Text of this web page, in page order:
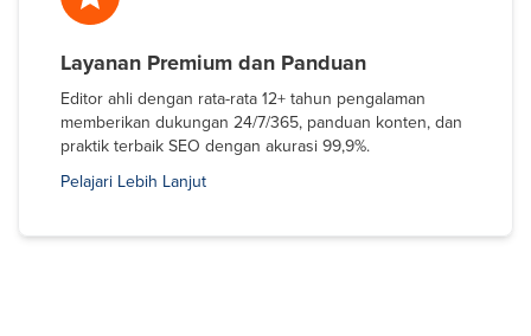
Layanan Premium dan Panduan
Editor ahli dengan rata-rata 12+ tahun pengalaman
memberikan dukungan 24/7/365, panduan konten, dan
praktik terbaik SEO dengan akurasi 99,9%.
Pelajari Lebih Lanjut